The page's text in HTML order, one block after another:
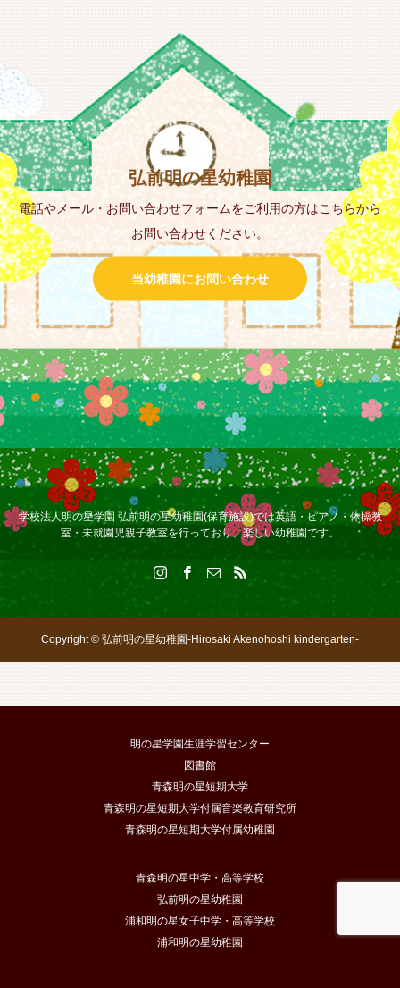
弘前明の星幼稚園
電話やメール・お問い合わせフォームをご利用の方はこちらから
お問い合わせください。
当幼稚園にお問い合わせ
学校法人明の星学園 弘前明の星幼稚園(保育施設)では英語・ピアノ・体操教
室・未就園児親子教室を行っており、楽しい幼稚園です。
Copyright © 弘前明の星幼稚園-Hirosaki Akenohoshi kindergarten-
明の星学園生涯学習センター
図書館
青森明の星短期大学
青森明の星短期大学付属音楽教育研究所
青森明の星短期大学付属幼稚園
青森明の星中学・高等学校
弘前明の星幼稚園
浦和明の星女子中学・高等学校
浦和明の星幼稚園